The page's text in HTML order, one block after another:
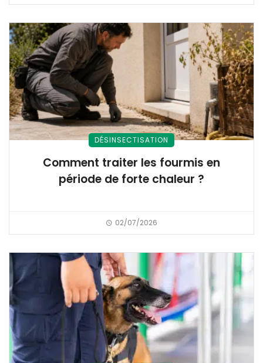
DÉSINSECTISATION
Comment traiter les fourmis en
période de forte chaleur ?
02/07/2026